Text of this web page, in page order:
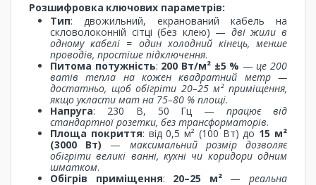
Розшифровка ключових параметрів:
Тип: двожильний, екранований кабель на
скловолоконній сітці (без клею) — дві жили в
одному кабелі = один холодний кінець, менше
проводів, простіше підключення.
Питома потужність: 200 Вт/м² ±5 % —це 200
ватів тепла на кожен квадратний метр —
достатньо, щоб обігріти 20–25 м² приміщення,
якщо укласти мат на 75–80 % площі.
Напруга: 230 В, 50 Гц —працює від
стандартної розетки, без трансформаторів.
Площа покриття: від 0,5 м² (100 Вт) до 15 м²
(3000 Вт) — максимальний розмір дозволяє
обігріти великі ванні, кухні чи коридори одним
шматком.
Обігрів приміщення: 20–25 м²—реальна